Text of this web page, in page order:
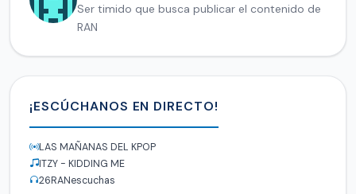
Ser timido que busca publicar el contenido de
RAN
¡ESCÚCHANOS EN DIRECTO!
LAS MAÑANAS DEL KPOP
ITZY - KIDDING ME
26RANescuchas